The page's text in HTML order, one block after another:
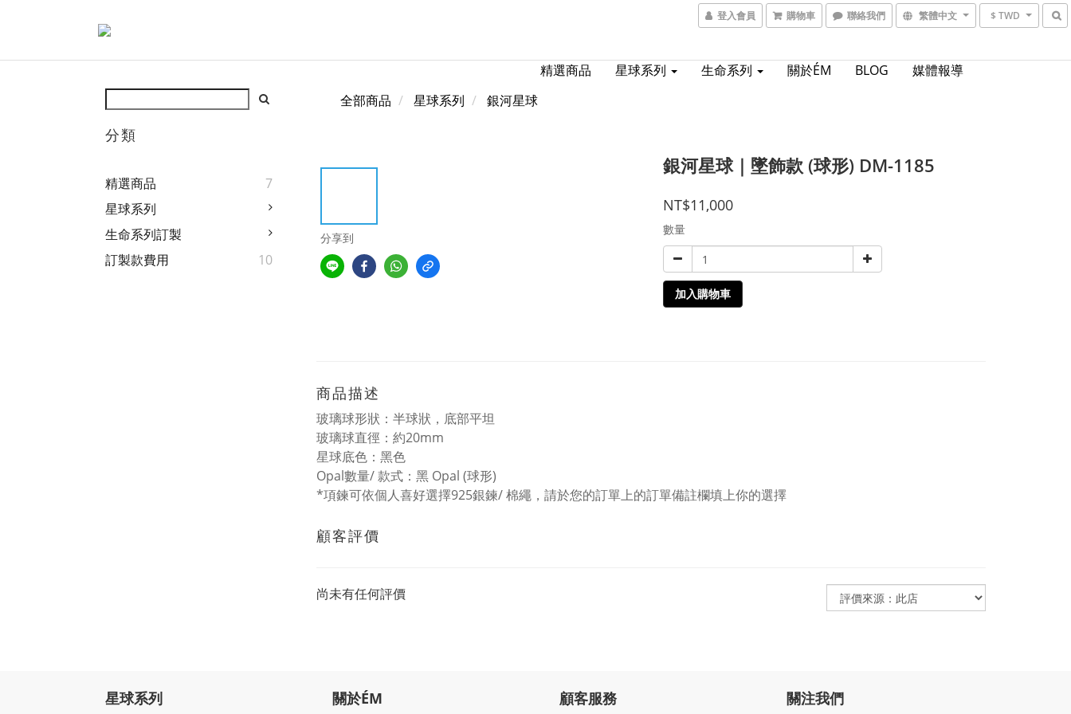
登入會員 購物車 聯絡我們 繁體中文 $ TWD
精選商品 星球系列 生命系列 關於ÉM BLOG 媒體報導
分類
精選商品
7
星球系列
生命系列訂製
訂製款費用
10
全部商品 星球系列 銀河星球
分享到
銀河星球｜墜飾款 (球形) DM-1185
NT$11,000
數量
加入購物車
商品描述
玻璃球形狀：半球狀，底部平坦
玻璃球直徑：約20mm
星球底色：黑色
Opal數量/ 款式：黑 Opal (球形)
*項鍊可依個人喜好選擇925銀鍊/ 棉繩，請於您的訂單上的訂單備註欄填上你的選擇
顧客評價
尚未有任何評價
星球系列 關於ÉM 顧客服務 關注我們